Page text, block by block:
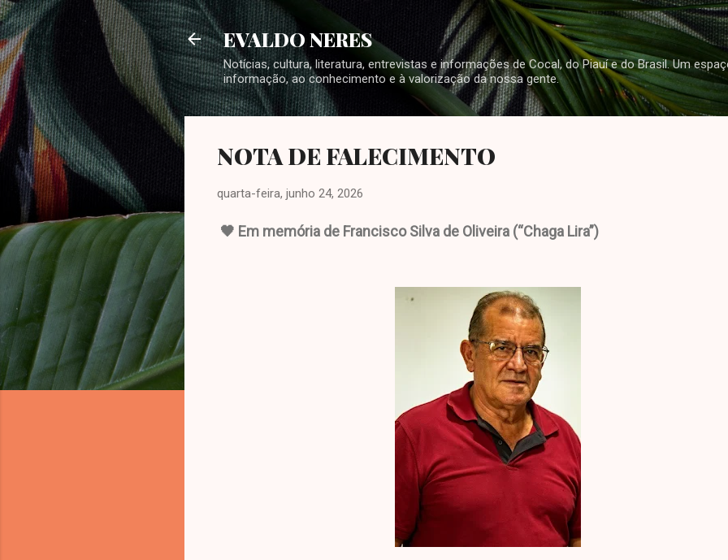
Pular para o conteúdo principal
EVALDO NERES
Notícias, cultura, literatura, entrevistas e informações de Cocal, do Piauí e do Brasil. Um
informação, ao conhecimento e à valorização da nossa gente.
NOTA DE FALECIMENTO
quarta-feira, junho 24, 2026
🖤 Em memória de Francisco Silva de Oliveira (“Chaga Lira”)